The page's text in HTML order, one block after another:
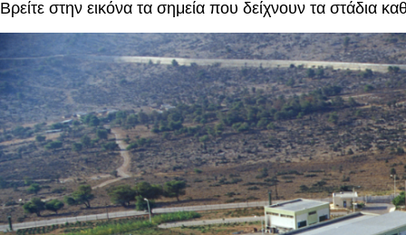
Βρείτε στην εικόνα τα σημεία που δείχνουν τα στάδια